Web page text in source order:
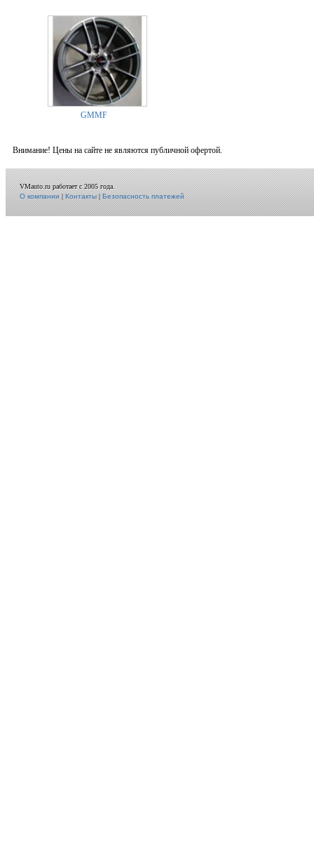
GMMF
Внимание! Цены на сайте не являются публичной офертой.
VMauto.ru работает с 2005 года.
О компании|Контакты|Безопасность платежей